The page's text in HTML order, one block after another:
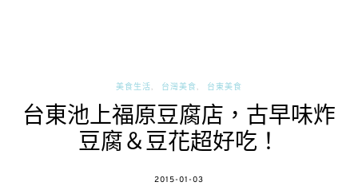
美食生活 台灣美食 台東美食
台東池上福原豆腐店，古早味炸
豆腐＆豆花超好吃！
POSTED
2015-01-03